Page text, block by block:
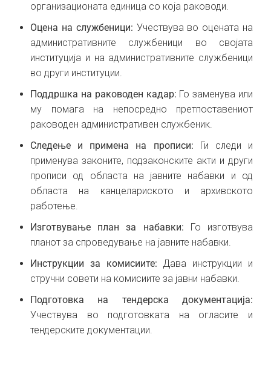
организационата единица со која раководи.
Оцена на службеници: Учествува во оцената на
административните службеници во својата
институција и на административните службеници
во други институции.
Поддршка на раководен кадар: Го заменува или
му помага на непосредно претпоставениот
раководен административен службеник.
Следење и примена на прописи: Ги следи и
применува законите, подзаконските акти и други
прописи од областа на јавните набавки и од
областа на канцелариското и архивското
работење.
Изготвување план за набавки: Го изготвува
планот за спроведување на јавните набавки.
Инструкции за комисиите: Дава инструкции и
стручни совети на комисиите за јавни набавки.
Подготовка на тендерска документација:
Учествува во подготовката на огласите и
тендерските документации.